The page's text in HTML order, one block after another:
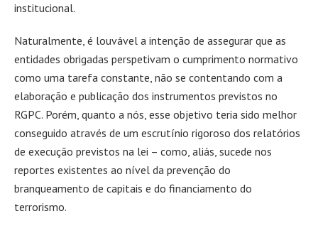
institucional.
Naturalmente, é louvável a intenção de assegurar que as
entidades obrigadas perspetivam o cumprimento normativo
como uma tarefa constante, não se contentando com a
elaboração e publicação dos instrumentos previstos no
RGPC. Porém, quanto a nós, esse objetivo teria sido melhor
conseguido através de um escrutínio rigoroso dos relatórios
de execução previstos na lei – como, aliás, sucede nos
reportes existentes ao nível da prevenção do
branqueamento de capitais e do financiamento do
terrorismo.